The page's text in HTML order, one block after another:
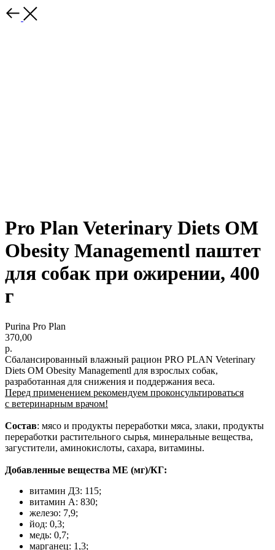
Pro Plan Veterinary Diets OM
Obesity Managementl паштет
для собак при ожирении, 400
г
Purina Pro Plan
370,00
р.
Сбалансированный влажный рацион PRO PLAN Veterinary
Diets OM Obesity Managementl для взрослых собак,
разработанная для снижения и поддержания веса.
Перед применением рекомендуем проконсультироваться
с ветеринарным врачом!
Состав: мясо и продукты переработки мяса, злаки, продукты
переработки растительного сырья, минеральные вещества,
загустители, аминокислоты, сахара, витамины.
Добавленные вещества МЕ (мг)/КГ:
витамин Д3: 115;
витамин А: 830;
железо: 7,9;
йод: 0,3;
медь: 0,7;
марганец: 1,3;